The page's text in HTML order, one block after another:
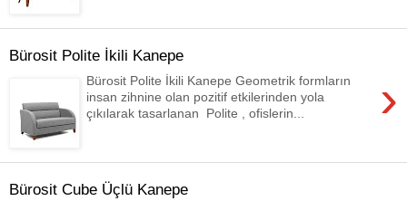
Bürosit Polite İkili Kanepe
›
Bürosit Polite İkili Kanepe Geometrik formların
insan zihnine olan pozitif etkilerinden yola
çıkılarak tasarlanan Polite , ofislerin...
Bürosit Cube Üçlü Kanepe